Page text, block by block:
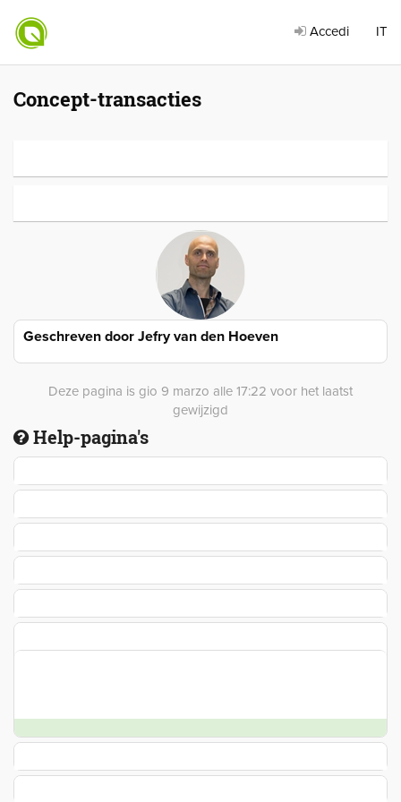
Accedi IT
Concept-transacties
Geschreven door Jefry van den Hoeven
Deze pagina is gio 9 marzo alle 17:22 voor het laatst
gewijzigd
Help-pagina's